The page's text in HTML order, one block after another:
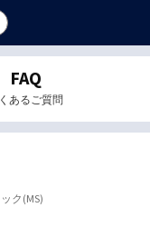
FAQ
あるご質問
ク(MS)